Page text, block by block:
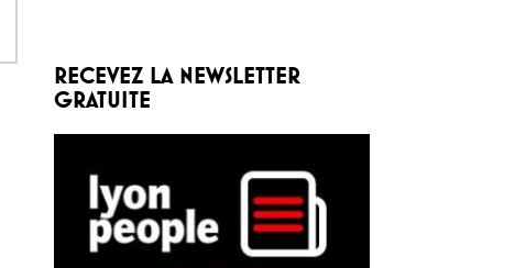
RECEVEZ LA NEWSLETTER
GRATUITE